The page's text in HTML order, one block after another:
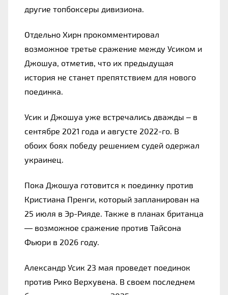
другие топбоксеры дивизиона.
Отдельно Хирн прокомментировал
возможное третье сражение между Усиком и
Джошуа, отметив, что их предыдущая
история не станет препятствием для нового
поединка.
Усик и Джошуа уже встречались дважды – в
сентябре 2021 года и августе 2022-го. В
обоих боях победу решением судей одержал
украинец.
Пока Джошуа готовится к поединку против
Кристиана Пренги, который запланирован на
25 июля в Эр-Рияде. Также в планах британца
— возможное сражение против Тайсона
Фьюри в 2026 году.
Александр Усик 23 мая проведет поединок
против Рико Верхувена. В своем последнем